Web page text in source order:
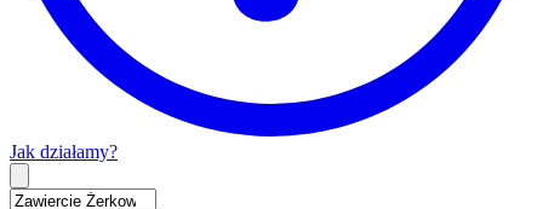
Jak działamy?